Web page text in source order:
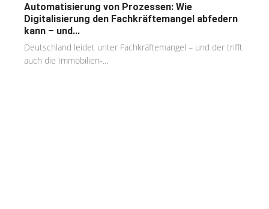
Automatisierung von Prozessen: Wie
Digitalisierung den Fachkräftemangel abfedern
kann – und...
Deutschland leidet unter Fachkräftemangel – und der trifft
auch die Immobilien-...